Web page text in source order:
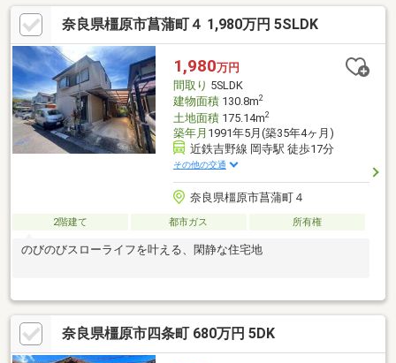
バーして、お客様に最新の物件情報を発信しております。安心し
てお任せ下さいませ。まずは、物件を見るだけでも大歓迎です！
時間をかけて自分に合った家はどんな家なのか、一緒に探して行
きましょう！◆お問合せお待ちしております◆
奈良県橿原市菖蒲町４ 1,980万円 5SLDK
1,980万円
間取り 5SLDK
建物面積130.8m2
土地面積175.14m2
築年月 1991年5月(築35年4ヶ月)
近鉄吉野線 岡寺駅 徒歩17分
その他の交通
奈良県橿原市菖蒲町４
2階建て 都市ガス 所有権
のびのびスローライフを叶える、閑静な住宅地
奈良県橿原市四条町 680万円 5DK